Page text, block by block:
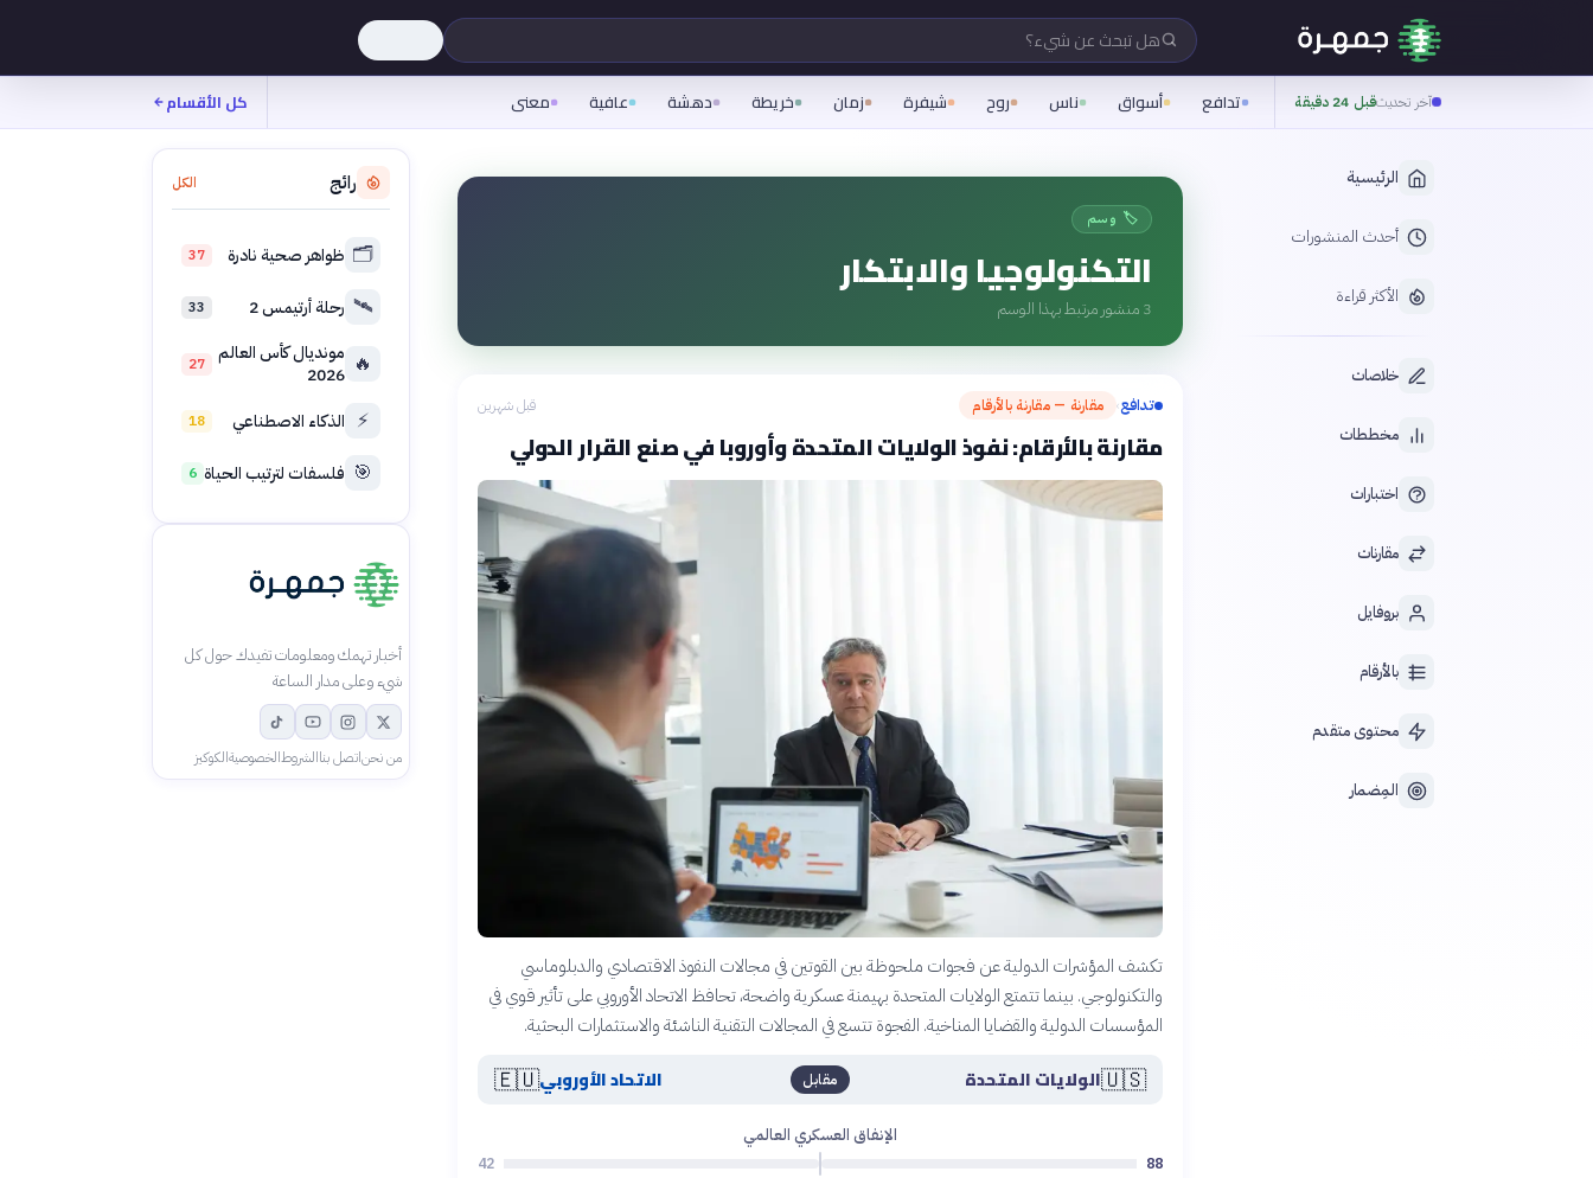
هل تبحث عن شيء؟
آخر تحديثقبل 24 دقيقة تدافع أسواق ناس روح شيفرة زمان خريطة دهشة عافية معنى كل الأقسام
الرئيسية
أحدث المنشورات
الأكثر قراءة
خلاصات
مخططات
اختبارات
مقارنات
بروفايل
بالأرقام
محتوى متقدم
المِضمار
🏷️ وسم
التكنولوجيا والابتكار
3 منشور مرتبط بهذا الوسم
تدافع› مقارنة — مقارنة بالأرقام قبل شهرين
مقارنة بالأرقام: نفوذ الولايات المتحدة وأوروبا في صنع القرار الدولي
تكشف المؤشرات الدولية عن فجوات ملحوظة بين القوتين في مجالات النفوذ الاقتصادي والدبلوماسي
والتكنولوجي. بينما تتمتع الولايات المتحدة بهيمنة عسكرية واضحة، تحافظ الاتحاد الأوروبي على تأثير قوي في
المؤسسات الدولية والقضايا المناخية. الفجوة تتسع في المجالات التقنية الناشئة والاستثمارات البحثية.
🇺🇸الولايات المتحدة مقابل الاتحاد الأوروبي🇪🇺
الإنفاق العسكري العالمي
88
42
رائج الكل
🗂️ ظواهر صحية نادرة 37
🛰️ رحلة أرتيمس 2 33
🔥 مونديال كأس العالم
2026
27
⚡ الذكاء الاصطناعي 18
🎯 فلسفات لترتيب الحياة 6
أخبار تهمك ومعلومات تفيدك حول كل
شيء وعلى مدار الساعة
من نحناتصل بناالشروطالخصوصيةالكوكيز